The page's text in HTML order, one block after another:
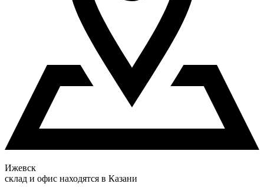
Ижевск
склад и офис находятся в Казани